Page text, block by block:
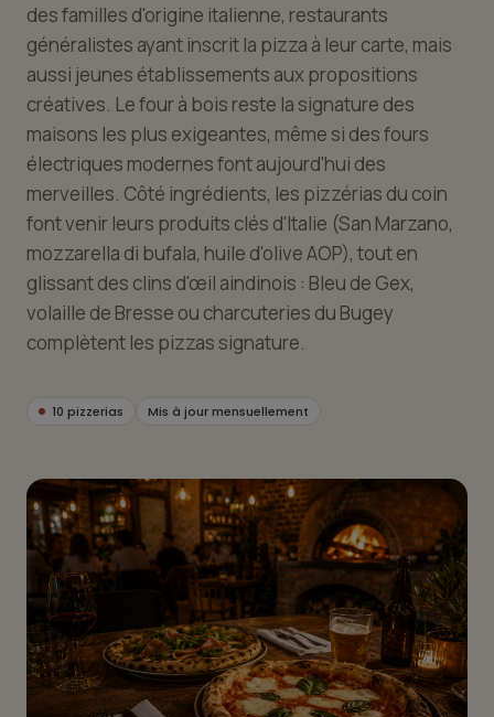
des familles d'origine italienne, restaurants
généralistes ayant inscrit la pizza à leur carte, mais
aussi jeunes établissements aux propositions
créatives. Le four à bois reste la signature des
maisons les plus exigeantes, même si des fours
électriques modernes font aujourd'hui des
merveilles. Côté ingrédients, les pizzérias du coin
font venir leurs produits clés d'Italie (San Marzano,
mozzarella di bufala, huile d'olive AOP), tout en
glissant des clins d'œil aindinois : Bleu de Gex,
volaille de Bresse ou charcuteries du Bugey
complètent les pizzas signature.
10 pizzerias Mis à jour mensuellement